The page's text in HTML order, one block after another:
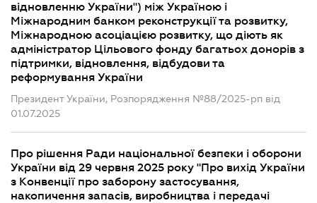
відновленню України") між Україною і
Міжнародним банком реконструкції та розвитку,
Міжнародною асоціацією розвитку, що діють як
адміністратор Цільового фонду багатьох донорів з
підтримки, відновлення, відбудови та
реформування України
Президент України, Розпорядження №88/2025-рп від
01.07.2025
Про рішення Ради національної безпеки і оборони
України від 29 червня 2025 року "Про вихід України
з Конвенції про заборону застосування,
накопичення запасів, виробництва і передачі